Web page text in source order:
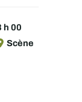
h 00
Scène